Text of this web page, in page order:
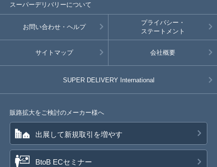
スーパーデリバリーについて
お問い合わせ・ヘルプ
プライバシー・
ステートメント
サイトマップ 会社概要
SUPER DELIVERY International
販路拡大をご検討のメーカー様へ
出展して新規取引を増やす
BtoB ECセミナー